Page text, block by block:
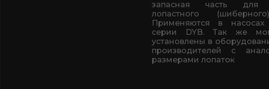
запасная часть для
лопастного
Применяются в насосах
серии DYB. Так же
установлены в
производителей с
размерами лопаток